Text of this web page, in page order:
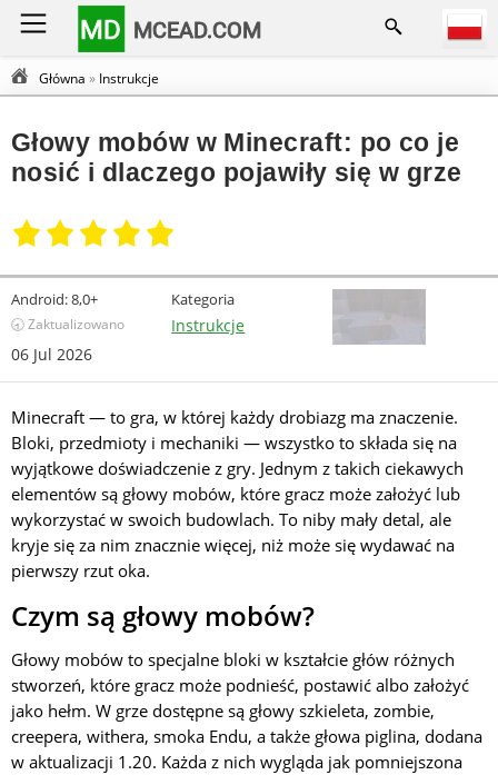
MD MCEAD.COM
Główna » Instrukcje
Głowy mobów w Minecraft: po co je
nosić i dlaczego pojawiły się w grze
Android:8,0+
🕣 Zaktualizowano
06 Jul 2026
Kategoria
Instrukcje
Minecraft — to gra, w której każdy drobiazg ma znaczenie.
Bloki, przedmioty i mechaniki — wszystko to składa się na
wyjątkowe doświadczenie z gry. Jednym z takich ciekawych
elementów są głowy mobów, które gracz może założyć lub
wykorzystać w swoich budowlach. To niby mały detal, ale
kryje się za nim znacznie więcej, niż może się wydawać na
pierwszy rzut oka.
Czym są głowy mobów?
Głowy mobów to specjalne bloki w kształcie głów różnych
stworzeń, które gracz może podnieść, postawić albo założyć
jako hełm. W grze dostępne są głowy szkieleta, zombie,
creepera, withera, smoka Endu, a także głowa piglina, dodana
w aktualizacji 1.20. Każda z nich wygląda jak pomniejszona